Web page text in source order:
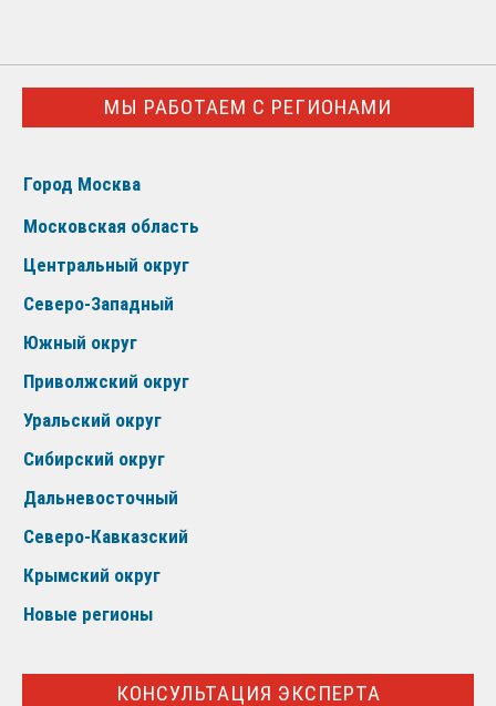
МЫ РАБОТАЕМ С РЕГИОНАМИ
Город Москва
Московская область
Центральный округ
Северо-Западный
Южный округ
Приволжский округ
Уральский округ
Сибирский округ
Дальневосточный
Северо-Кавказский
Крымский округ
Новые регионы
КОНСУЛЬТАЦИЯ ЭКСПЕРТА